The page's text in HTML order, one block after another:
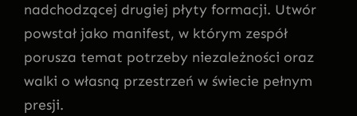
nadchodzącej drugiej płyty formacji. Utwór
powstał jako manifest, w którym zespół
porusza temat potrzeby niezależności oraz
walki o własną przestrzeń w świecie pełnym
presji.